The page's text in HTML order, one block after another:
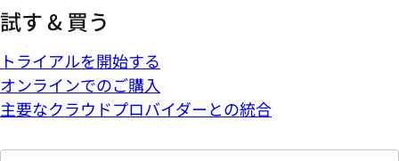
試す & 買う
トライアルを開始する
オンラインでのご購入
主要なクラウドプロバイダーとの統合